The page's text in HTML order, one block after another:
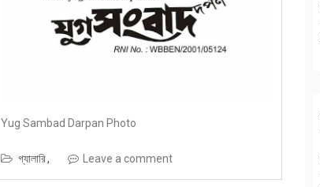
Yug Sambad Darpan Photo
গ্যালারি Leave a comment